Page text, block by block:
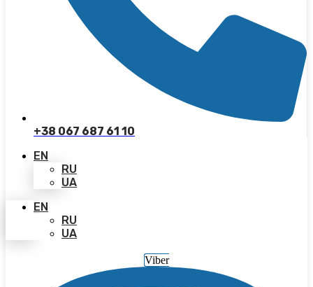
+38 067 687 61 10
EN
RU
UA
EN
RU
UA
Viber